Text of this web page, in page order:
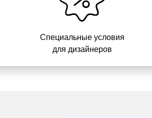
Специальные условия
для дизайнеров